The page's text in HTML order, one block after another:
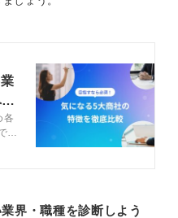
せるかを考えてみよう
、単に語学力に秀でた人
決に導く力、そして新し
各
界・職種を診断しよう